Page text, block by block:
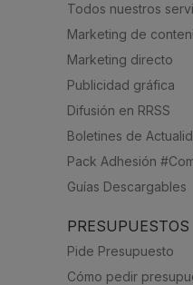
Todos nuestros
Marketing de
Marketing directo
Publicidad gráfica
Difusión en RRSS
Boletines de
Pack Adhesión
Guías Descargables
PRESUPUESTOS
Pide Presupuesto
Cómo pedir